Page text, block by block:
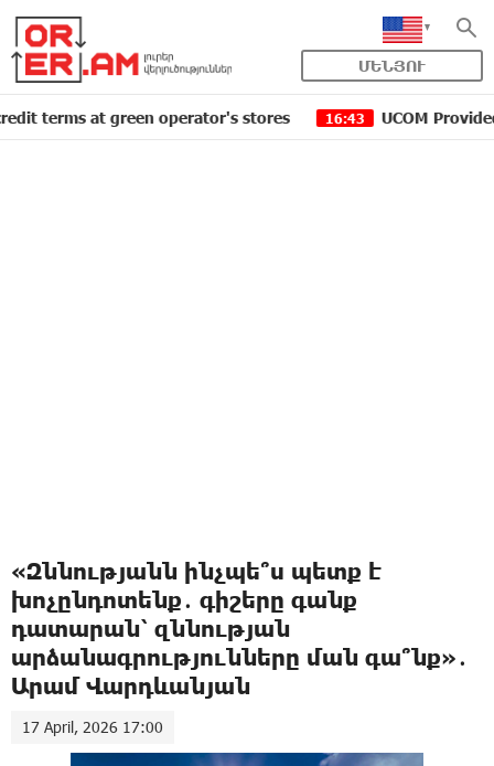
ՄԵՆՅՈՒ
at green operator's stores 16:43 UCOM Provided
«Զննությանն ինչպե՞ս պետք է
խոչընդոտենք․ գիշերը գանք
դատարան՝ զննության
արձանագրությունները ման գա՞նք»․
Արամ Վարդևանյան
17 April, 2026 17:00